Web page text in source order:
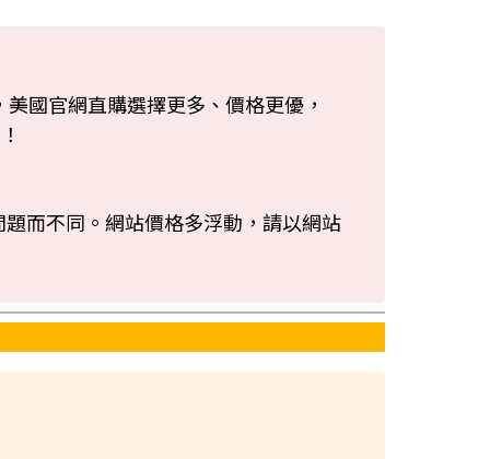
國官網直購選擇更多、價格更優，
而不同。網站價格多浮動，請以網站